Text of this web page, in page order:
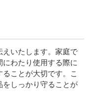
いたします。家庭で
わたり使用する際に
ことが大切です。こ
をしっかり守ることが